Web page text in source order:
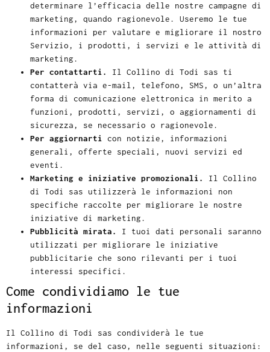
determinare l’efficacia delle nostre campagne di
marketing, quando ragionevole. Useremo le tue
informazioni per valutare e migliorare il nostro
Servizio, i prodotti, i servizi e le attività di
marketing.
Per contattarti.
Il Collino di Todi sas ti
contatterà via e-mail, telefono, SMS, o un’altra
forma di comunicazione elettronica in merito a
funzioni, prodotti, servizi, o aggiornamenti di
sicurezza, se necessario o ragionevole.
Per aggiornarti con notizie, informazioni
generali, offerte speciali, nuovi servizi ed
eventi.
Marketing e iniziative promozionali.
Il Collino
di Todi sas utilizzerà le informazioni non
specifiche raccolte per migliorare le nostre
iniziative di marketing.
Pubblicità mirata.
I tuoi dati personali saranno
utilizzati per migliorare le iniziative
pubblicitarie che sono rilevanti per i tuoi
interessi specifici.
Come condividiamo le tue
informazioni
Il Collino di Todi sas condividerà le tue
informazioni, se del caso, nelle seguenti situazioni: